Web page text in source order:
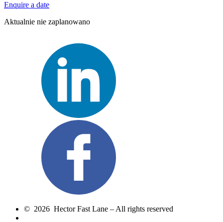
Enquire a date
Aktualnie nie zaplanowano
© 2026 Hector Fast Lane – All rights reserved